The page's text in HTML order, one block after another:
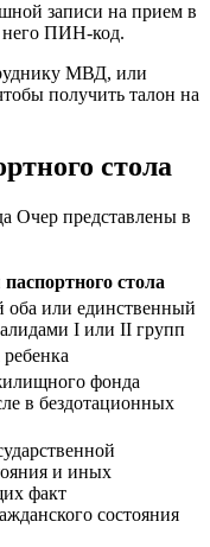
записи на прием в
него ПИН-код.
МВД, или
получить талон на
стола
Очер представлены в
стола
оба или единственный
I или II групп
фонда
в бездотационных
и иных
факт
состояния